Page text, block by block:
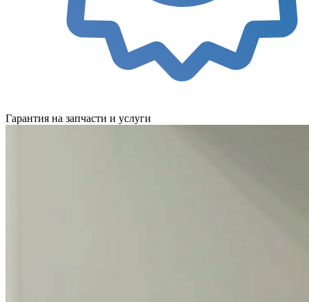
Гарантия на запчасти и услуги